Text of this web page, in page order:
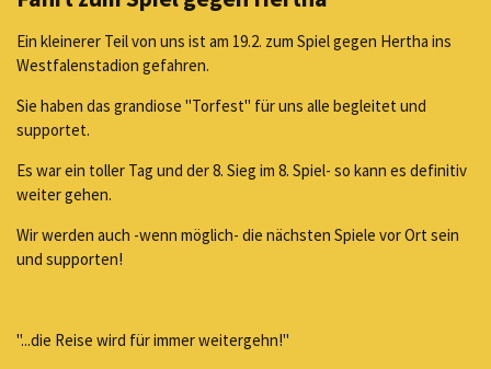
Ein kleinerer Teil von uns ist am 19.2. zum Spiel gegen Hertha ins
Westfalenstadion gefahren.
Sie haben das grandiose "Torfest" für uns alle begleitet und
supportet.
Es war ein toller Tag und der 8. Sieg im 8. Spiel- so kann es definitiv
weiter gehen.
Wir werden auch -wenn möglich- die nächsten Spiele vor Ort sein
und supporten!
"...die Reise wird für immer weitergehn!"